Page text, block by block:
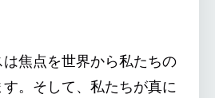
焦点を世界から私たちの
。そして、私たちが真に